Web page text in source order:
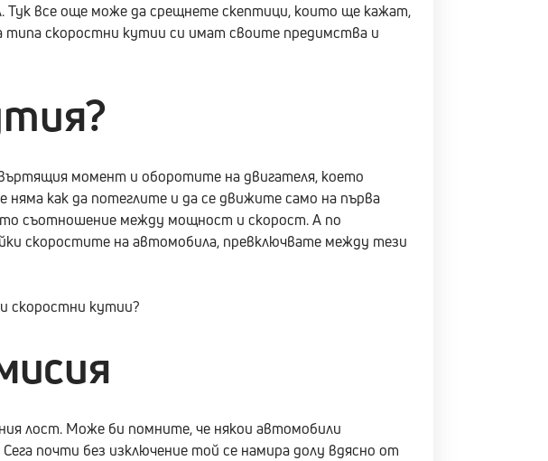
все още може да срещнете скептици, които ще кажат,
типа скоростни кутии си имат своите предимства и
момент и оборотите на двигателя, което
как да потеглите и да се движите само на първа
съотношение между мощност и скорост. А по
скоростите на автомобила, превключвате между тези
скоростни кутии?
лост. Може би помните, че някои автомобили
почти без изключение той се намира долу вдясно от